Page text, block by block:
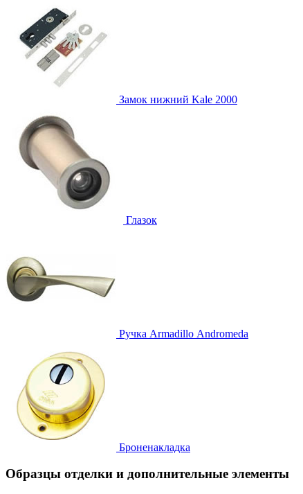
Замок нижний Kale 2000
Глазок
Ручка Armadillo Аndromeda
Броненакладка
Образцы отделки и дополнительные элементы